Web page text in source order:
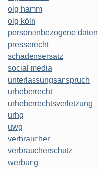
olg hamm
olg köln
personenbezogene daten
presserecht
schadensersatz
social media
unterlassungsanspruch
urheberrecht
urheberrechtsverletzung
urhg
uwg
verbraucher
verbraucherschutz
werbung